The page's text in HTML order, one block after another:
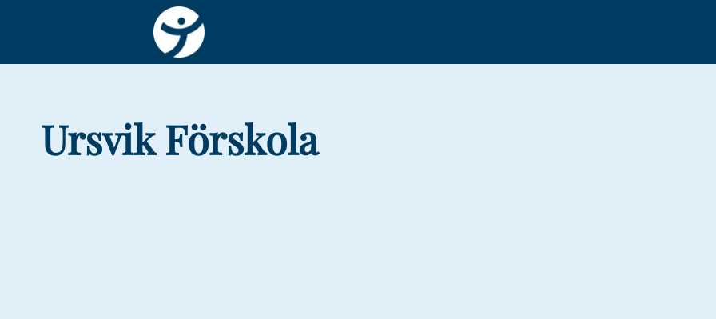
Ursvik Förskola